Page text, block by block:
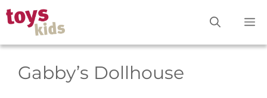
Zum
Inhalt
springen
Gabby’s Dollhouse